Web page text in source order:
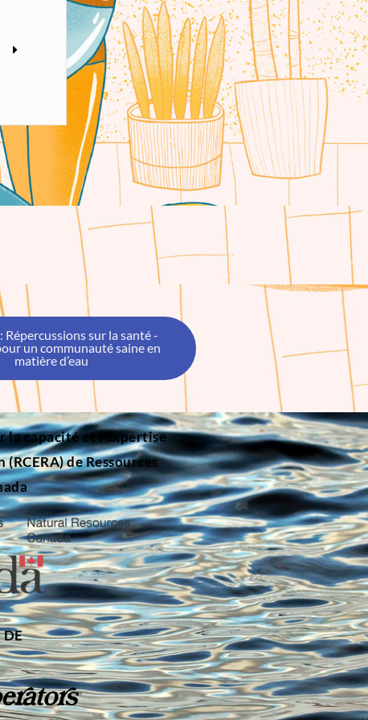
Répercussions sur la santé -
un communauté saine en
matière d’eau
la capacité et l’expertise
de Ressources
DE